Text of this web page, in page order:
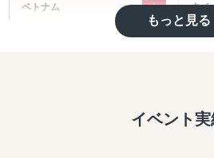
・B2B領域（商社/卸売/製造/自動
ロジー）、B2C領域（小売/パーソ
① 初期投資を抑えつつ、海外取引
ベトナム タイ
マ
ドイ
もっと見る
イベント